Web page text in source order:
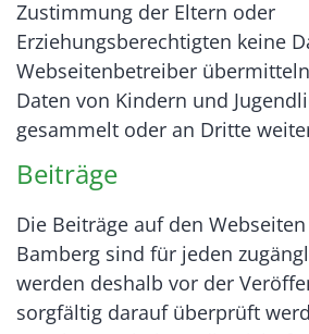
Zustimmung der Eltern oder
Erziehungsberechtigten keine
Webseitenbetreiber
Daten von Kindern und
gesammelt oder an Dritte
Beiträge
Die Beiträge auf den
Bamberg sind für jeden
werden deshalb vor der
sorgfältig darauf überprüft